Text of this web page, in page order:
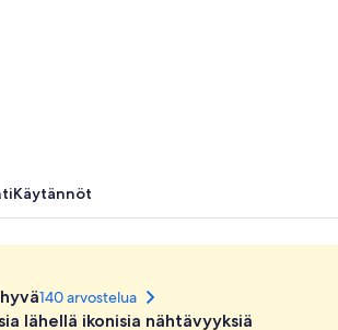
Käytännöt
140 arvostelua
lähellä ikonisia nähtävyyksiä